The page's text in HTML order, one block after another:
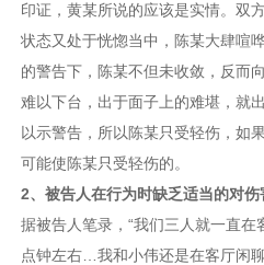
印证，黄某所说的应该是实情。双
状态又处于恍惚当中，陈某大肆喧
的警告下，陈某不但未收敛，反而
难以下台，出于面子上的难堪，就
以示警告，所以陈某只受轻伤，如
可能使陈某只受轻伤的。
2、被告人在行为时缺乏适当的对
据被告人笔录，“我们三人就一直
点钟左右…我和小伟还是在客厅闲